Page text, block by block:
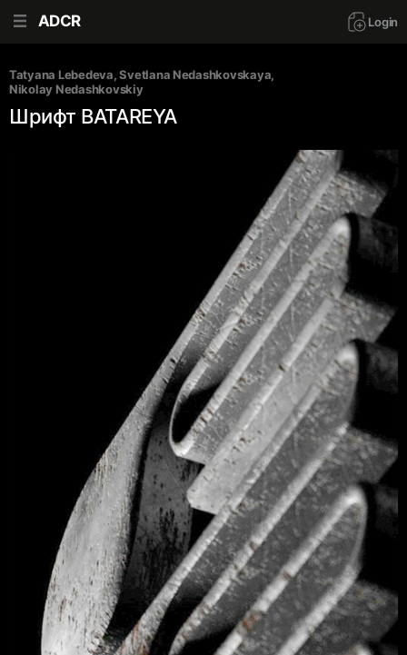
ADCR Login
Tatyana Lebedeva, Svetlana Nedashkovskaya,
Nikolay Nedashkovskiy
Шрифт BATAREYA